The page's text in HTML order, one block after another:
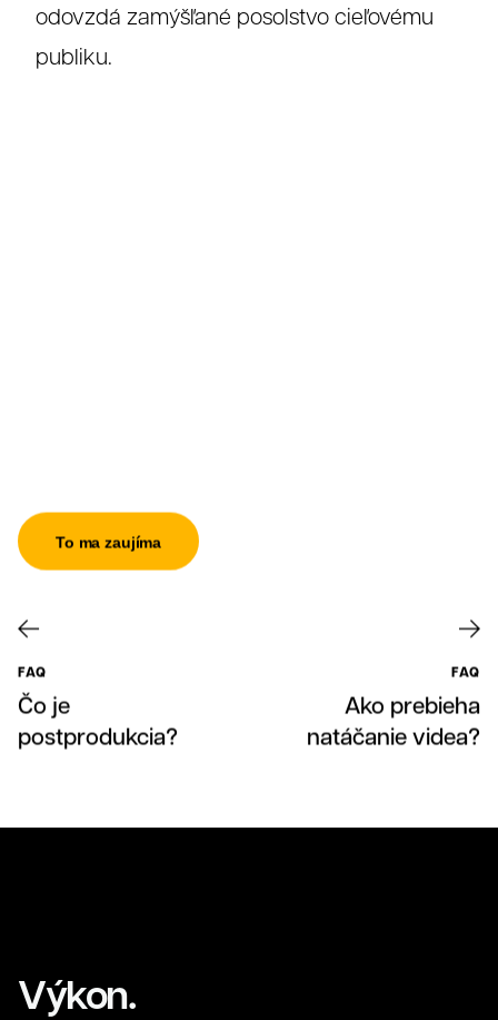
Grafika
odovzdá zamýšľané posolstvo cieľovému
publiku.
To ma zaujíma
FAQ
Čo je
postprodukcia?
FAQ
Ako prebieha
natáčanie videa?
Výkon.